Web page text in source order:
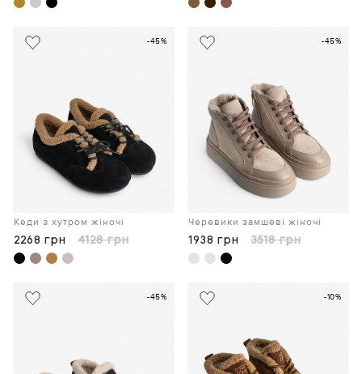
-45%
Кеди з хутром жіночі
2268 грн 4128 грн
-45%
Черевики замшеві жіночі
1938 грн 3518 грн
-45% -10%